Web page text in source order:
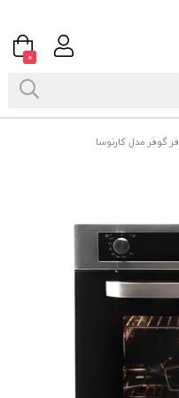
فر گوفر مدل کارنوسا
0